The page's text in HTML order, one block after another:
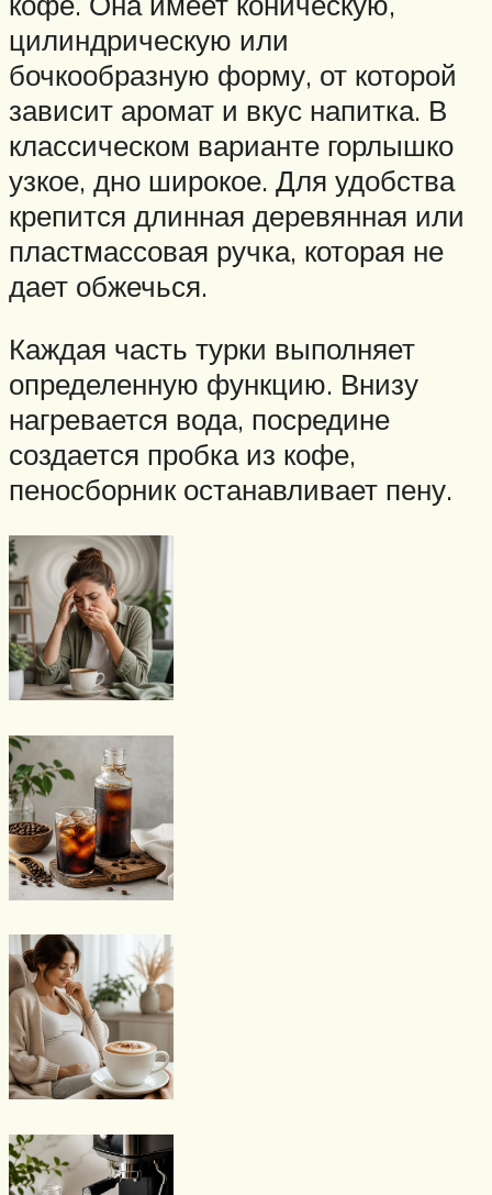
цилиндрическую или
бочкообразную форму, от которой
зависит аромат и вкус напитка. В
классическом варианте горлышко
узкое, дно широкое. Для удобства
крепится длинная деревянная или
пластмассовая ручка, которая не
дает обжечься.
Каждая часть турки выполняет
определенную функцию. Внизу
нагревается вода, посредине
создается пробка из кофе,
пеносборник останавливает пену.